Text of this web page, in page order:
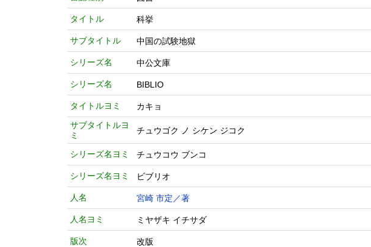
タイトル 科挙
サブタイトル 中国の試験地獄
シリーズ名 中公文庫
シリーズ名 BIBLIO
タイトルヨミ
カキョ
サブタイトルヨ
ミ
チュウゴク ノ シケン ジコク
シリーズ名ヨミ チュウコウ ブンコ
シリーズ名ヨミ ビブリオ
人名 宮崎 市定／著
人名ヨミ ミヤザキ イチサダ
版次 改版